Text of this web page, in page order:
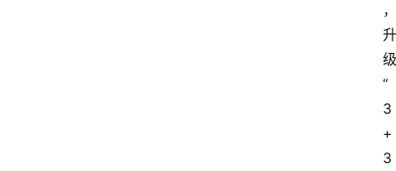
，
升
级
“
3
+
3